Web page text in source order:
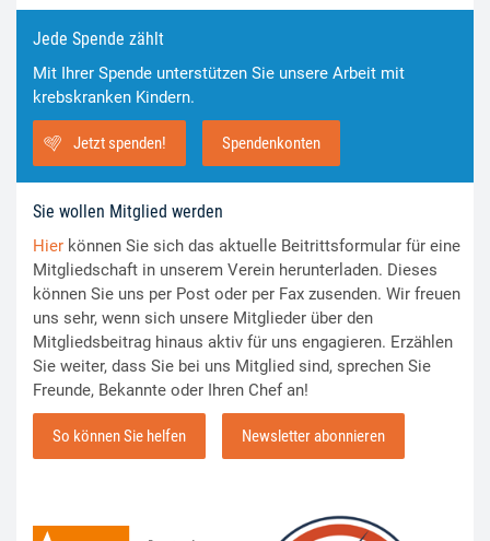
Jede Spende zählt
Mit Ihrer Spende unterstützen Sie unsere Arbeit mit
krebskranken Kindern.
Jetzt spenden! Spendenkonten
Sie wollen Mitglied werden
Hier können Sie sich das aktuelle Beitrittsformular für eine
Mitgliedschaft in unserem Verein herunterladen. Dieses
können Sie uns per Post oder per Fax zusenden. Wir freuen
uns sehr, wenn sich unsere Mitglieder über den
Mitgliedsbeitrag hinaus aktiv für uns engagieren. Erzählen
Sie weiter, dass Sie bei uns Mitglied sind, sprechen Sie
Freunde, Bekannte oder Ihren Chef an!
So können Sie helfen Newsletter abonnieren